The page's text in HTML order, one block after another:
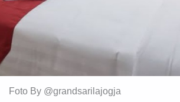
Foto By @grandsarilajogja